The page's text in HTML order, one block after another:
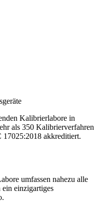
Kalibrierlabore in
als 350 Kalibrierverfahren
akkreditiert.
umfassen nahezu alle
ein einzigartiges